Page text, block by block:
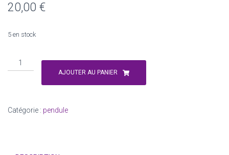
20,00 €
5 en stock
quantité
de
brut
AJOUTER AU PANIER
Catégorie : pendule